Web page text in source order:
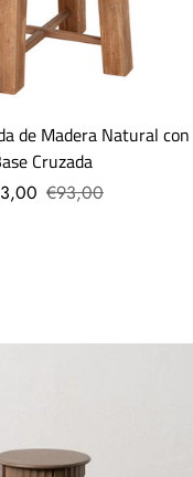
de Madera Natural con
Cruzada
€93,00